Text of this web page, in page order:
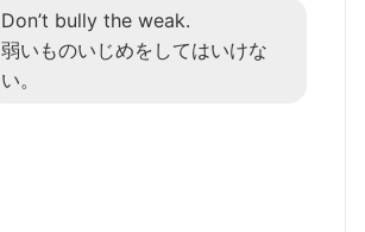
Don’t bully the weak.
弱いものいじめをしてはいけな
い。